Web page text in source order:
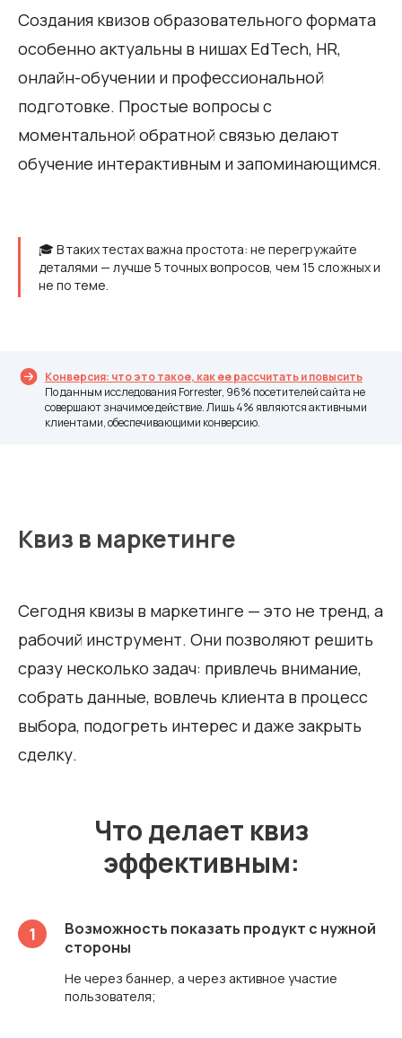
Создания квизов образовательного формата
особенно актуальны в нишах EdTech, HR,
онлайн-обучении и профессиональной
подготовке. Простые вопросы с
моментальной обратной связью делают
обучение интерактивным и запоминающимся.
🎓 В таких тестах важна простота: не перегружайте
деталями — лучше 5 точных вопросов, чем 15 сложных и
не по теме.
Конверсия: что это такое, как ее рассчитать и повысить
По данным исследования Forrester, 96% посетителей сайта не
совершают значимое действие. Лишь 4% являются активными
клиентами, обеспечивающими конверсию.
Квиз в маркетинге
Сегодня квизы в маркетинге — это не тренд, а
рабочий инструмент. Они позволяют решить
сразу несколько задач: привлечь внимание,
собрать данные, вовлечь клиента в процесс
выбора, подогреть интерес и даже закрыть
сделку.
Что делает квиз
эффективным:
Возможность показать продукт с нужной
стороны
Не через баннер, а через активное участие
пользователя;